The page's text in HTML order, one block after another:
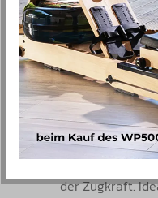
steigern.
TECHNIK
Luftwiderstand:
Rudergefühl,
der Zugkraft.